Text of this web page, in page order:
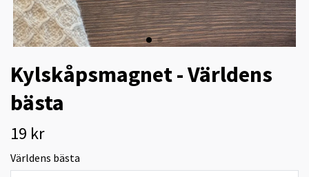
Kylskåpsmagnet - Världens
bästa
19 kr
Världens bästa